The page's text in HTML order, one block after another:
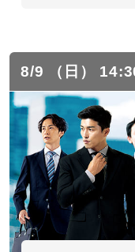
8/9 （日）